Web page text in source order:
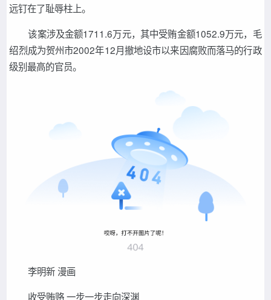
远钉在了耻辱柱上。
该案涉及金额1711.6万元，其中受贿金额1052.9万元，毛
绍烈成为贺州市2002年12月撤地设市以来因腐败而落马的行政
级别最高的官员。
李明新 漫画
收受贿赂 一步一步走向深渊